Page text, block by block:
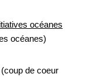
océanes
océanes)
(coup de coeur